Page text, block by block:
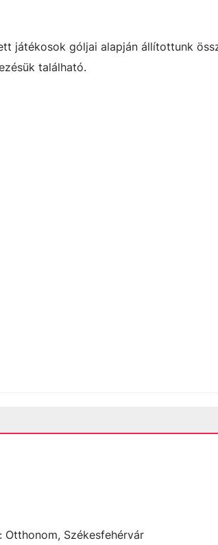
játékosok góljai alapján állítottunk
elért helyezésük található.
Székesfehérvár